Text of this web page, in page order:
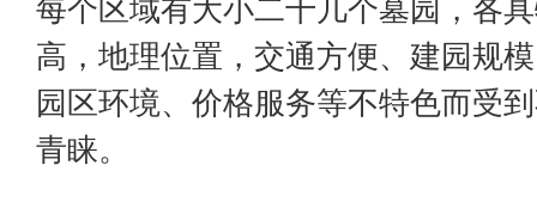
每个区域有大小二十几个墓园，各
高，地理位置，交通方便、建园规
园区环境、价格服务等不特色而受
青睐。